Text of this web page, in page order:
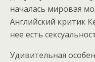
началась мировая
Английский критик
нее есть
Удивительная